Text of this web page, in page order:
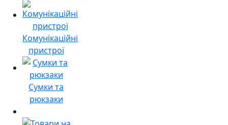
Комунікаційні
пристрої
Сумки та
рюкзаки